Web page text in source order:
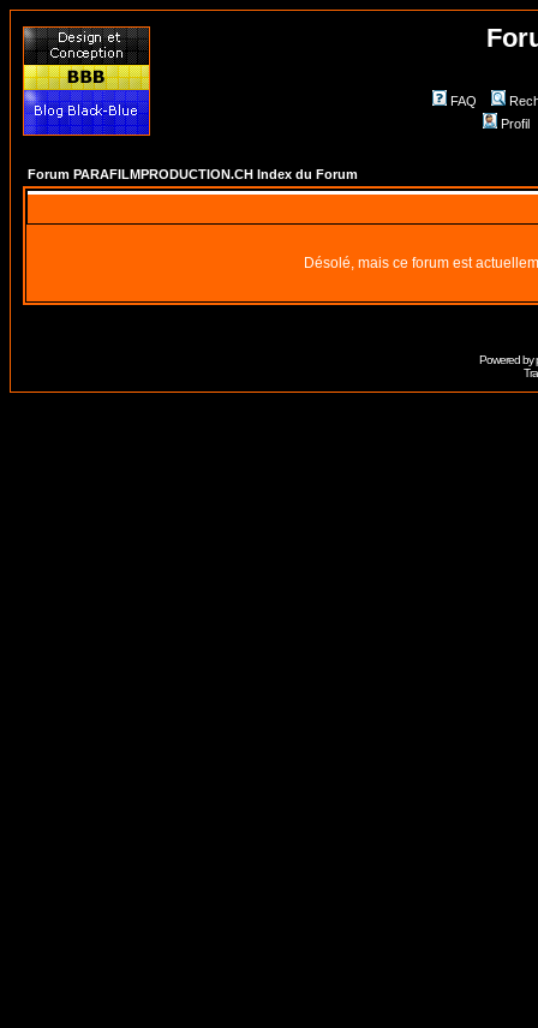
FAQ
Profil
Forum PARAFILMPRODUCTION.CH Index du Forum
Désolé, mais ce forum est
Powered by